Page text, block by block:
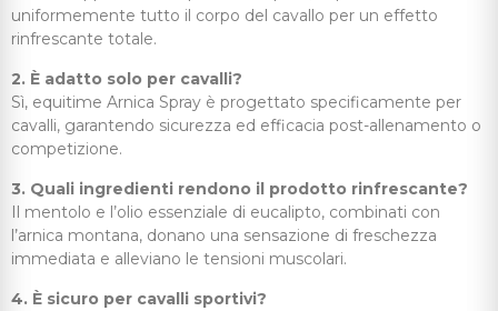
uniformemente tutto il corpo del cavallo per un effetto
rinfrescante totale.
2. È adatto solo per cavalli?
Sì, equitime Arnica Spray è progettato specificamente per
cavalli, garantendo sicurezza ed efficacia post-allenamento o
competizione.
3. Quali ingredienti rendono il prodotto rinfrescante?
Il mentolo e l’olio essenziale di eucalipto, combinati con
l’arnica montana, donano una sensazione di freschezza
immediata e alleviano le tensioni muscolari.
4. È sicuro per cavalli sportivi?